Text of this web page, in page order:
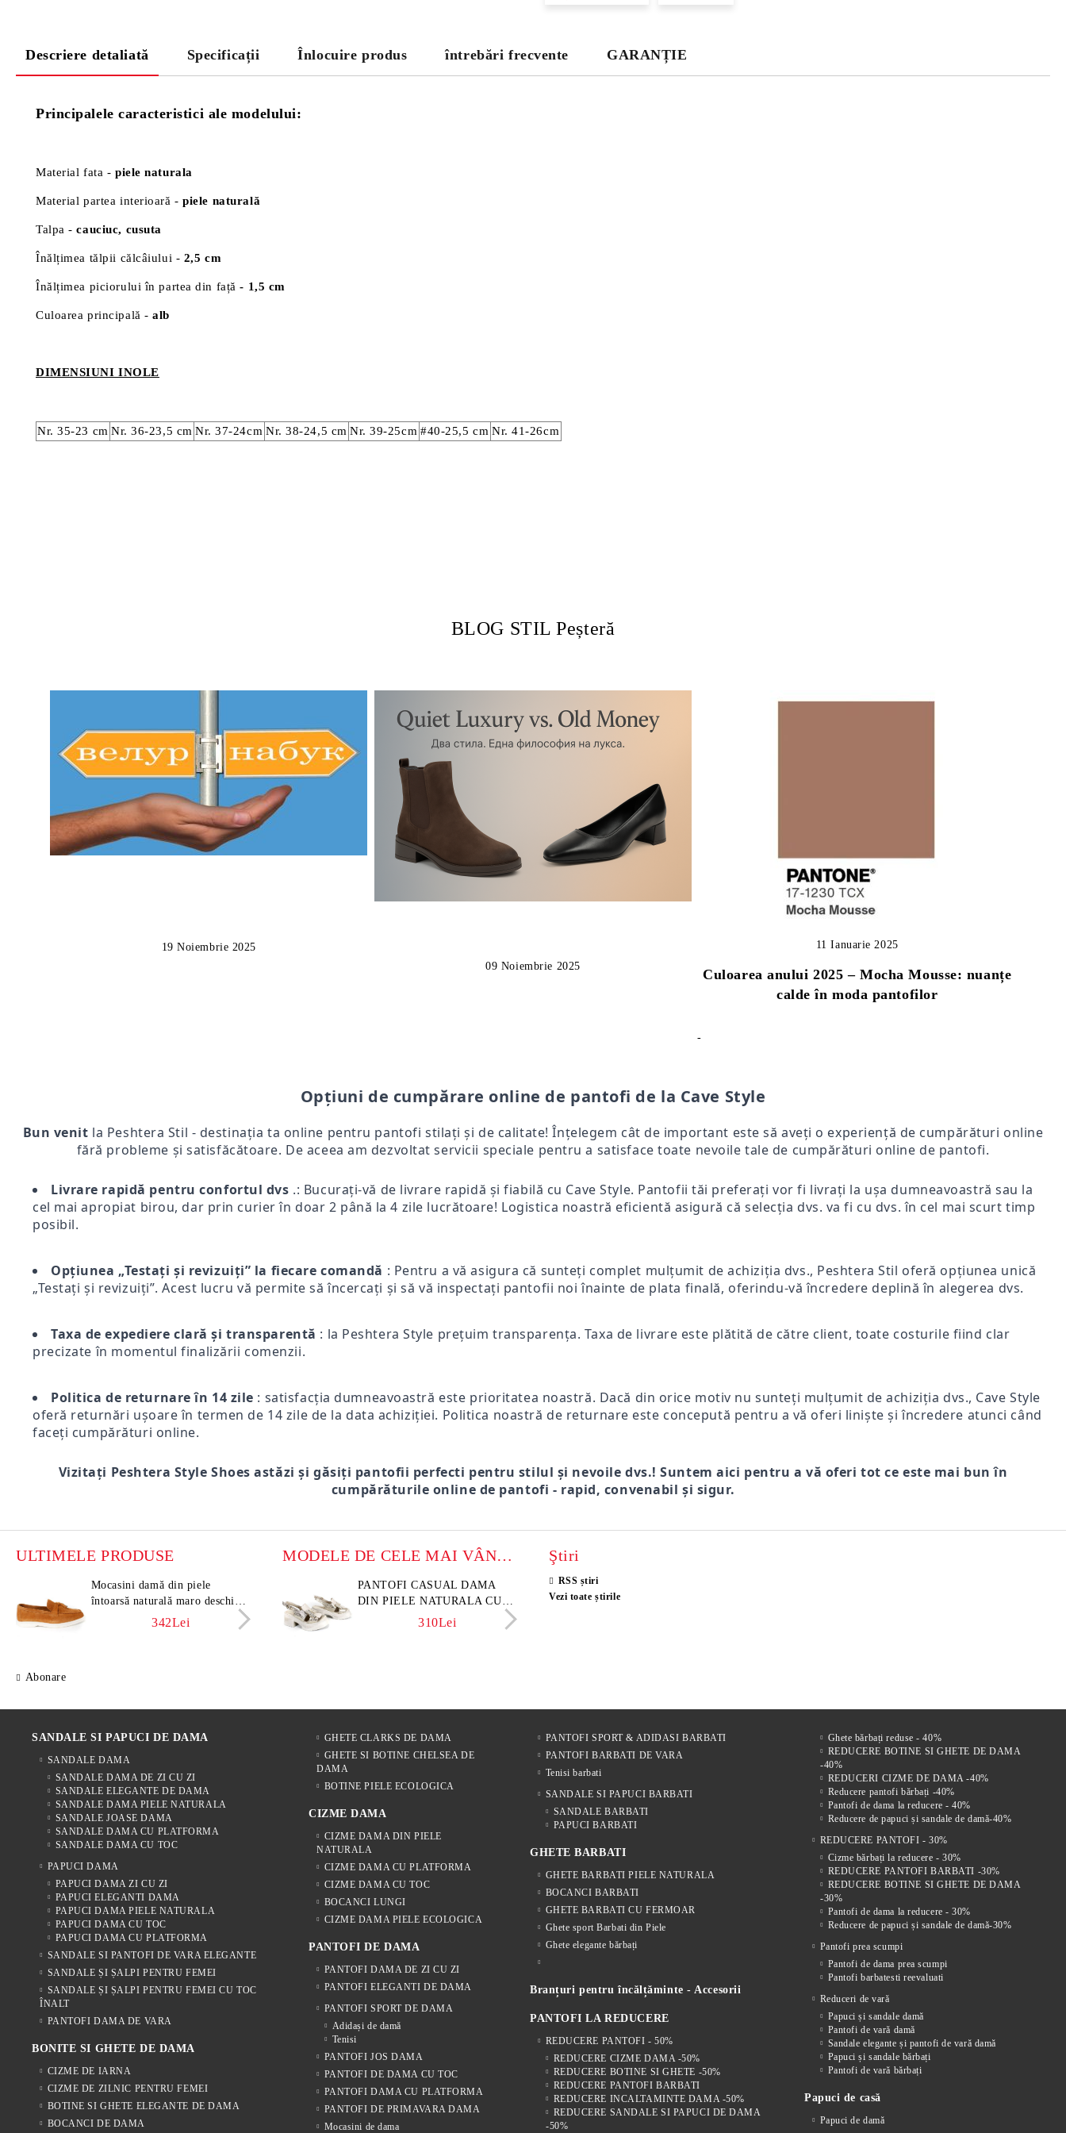
Descriere detaliată Specificații Înlocuire produs întrebări frecvente GARANȚIE
Principalele caracteristici ale modelului:
Material fata - piele naturala
Material partea interioară -piele naturală
Talpa -cauciuc, cusuta
Înălțimea tălpii călcâiului - 2,5 cm
Înălțimea piciorului în partea din față- 1,5 cm
Culoarea principală -alb
DIMENSIUNI INOLE
Nr. 35-23 cm Nr. 36-23,5 cm Nr. 37-24cm Nr. 38-24,5 cm Nr. 39-25cm #40-25,5 cm Nr. 41-26cm
BLOG STIL Peșteră
19 Noiembrie 2025
09 Noiembrie 2025
Culoarea anului 2025 – Mocha Mousse: nuanțe
calde în moda pantofilor
11 Ianuarie 2025
-
Opțiuni de cumpărare online de pantofi de la Cave Style
Bun venit la Peshtera Stil - destinația ta online pentru pantofi stilați și de calitate! Înțelegem cât de important este să aveți o experiență de cumpărături online
fără probleme și satisfăcătoare. De aceea am dezvoltat servicii speciale pentru a satisface toate nevoile tale de cumpărături online de pantofi.
Livrare rapidă pentru confortul dvs .: Bucurați-vă de livrare rapidă și fiabilă cu Cave Style. Pantofii tăi preferați vor fi livrați la ușa dumneavoastră sau la
cel mai apropiat birou, dar prin curier în doar 2 până la 4 zile lucrătoare! Logistica noastră eficientă asigură că selecția dvs. va fi cu dvs. în cel mai scurt timp
posibil.
Opțiunea „Testați și revizuiți” la fiecare comandă : Pentru a vă asigura că sunteți complet mulțumit de achiziția dvs., Peshtera Stil oferă opțiunea unică
„Testați și revizuiți”. Acest lucru vă permite să încercați și să vă inspectați pantofii noi înainte de plata finală, oferindu-vă încredere deplină în alegerea dvs.
Taxa de expediere clară și transparentă : la Peshtera Style prețuim transparența. Taxa de livrare este plătită de către client, toate costurile fiind clar
precizate în momentul finalizării comenzii.
Politica de returnare în 14 zile : satisfacția dumneavoastră este prioritatea noastră. Dacă din orice motiv nu sunteți mulțumit de achiziția dvs., Cave Style
oferă returnări ușoare în termen de 14 zile de la data achiziției. Politica noastră de returnare este concepută pentru a vă oferi liniște și încredere atunci când
faceți cumpărături online.
Vizitați Peshtera Style Shoes astăzi și găsiți pantofii perfecti pentru stilul și nevoile dvs.! Suntem aici pentru a vă oferi tot ce este mai bun în
cumpărăturile online de pantofi - rapid, convenabil și sigur.
ULTIMELE PRODUSE
Mocasini damă din piele
întoarsă naturală maro deschis –
342Lei
Mocasini damă din piele
întoarsă naturală maro închis –
Vero Lume
342Lei
Sandale damă din piele velur
naturală culoare maro deschis
Abonare
MODELE DE CELE MAI VÂNZATE
PANTOFI CASUAL DAMA
DIN PIELE NATURALA CU
IMPRIMEU FLORAL -
310Lei
ELIA MOVE – PANTOFI DE
VARĂ ALBI DIN PIELE
Ştiri
RSS știri
Vezi toate știrile
SANDALE SI PAPUCI DE DAMA
SANDALE DAMA
SANDALE DAMA DE ZI CU ZI
SANDALE ELEGANTE DE DAMA
SANDALE DAMA PIELE NATURALA
SANDALE JOASE DAMA
SANDALE DAMA CU PLATFORMA
SANDALE DAMA CU TOC
PAPUCI DAMA
PAPUCI DAMA ZI CU ZI
PAPUCI ELEGANTI DAMA
PAPUCI DAMA PIELE NATURALA
PAPUCI DAMA CU TOC
PAPUCI DAMA CU PLATFORMA
SANDALE SI PANTOFI DE VARA ELEGANTE
SANDALE ȘI ȘALPI PENTRU FEMEI
SANDALE ȘI ȘALPI PENTRU FEMEI CU TOC
ÎNALT
PANTOFI DAMA DE VARA
BONITE SI GHETE DE DAMA
CIZME DE IARNA
CIZME DE ZILNIC PENTRU FEMEI
BOTINE SI GHETE ELEGANTE DE DAMA
BOCANCI DE DAMA
GHETE CLARKS DE DAMA
GHETE SI BOTINE CHELSEA DE
DAMA
BOTINE PIELE ECOLOGICA
CIZME DAMA
CIZME DAMA DIN PIELE
NATURALA
CIZME DAMA CU PLATFORMA
CIZME DAMA CU TOC
BOCANCI LUNGI
CIZME DAMA PIELE ECOLOGICA
PANTOFI DE DAMA
PANTOFI DAMA DE ZI CU ZI
PANTOFI ELEGANTI DE DAMA
PANTOFI SPORT DE DAMA
Adidași de damă
Tenisi
PANTOFI JOS DAMA
PANTOFI DE DAMA CU TOC
PANTOFI DAMA CU PLATFORMA
PANTOFI DE PRIMAVARA DAMA
Mocasini de dama
PANTOFI SPORT & ADIDASI BARBATI
PANTOFI BARBATI DE VARA
Tenisi barbati
SANDALE SI PAPUCI BARBATI
SANDALE BARBATI
PAPUCI BARBATI
GHETE BARBATI
GHETE BARBATI PIELE NATURALA
BOCANCI BARBATI
GHETE BARBATI CU FERMOAR
Ghete sport Barbati din Piele
Ghete elegante bărbați
Branțuri pentru încălțăminte - Accesorii
PANTOFI LA REDUCERE
REDUCERE PANTOFI - 50%
REDUCERE CIZME DAMA -50%
REDUCERE BOTINE SI GHETE -50%
REDUCERE PANTOFI BARBATI
REDUCERE INCALTAMINTE DAMA -50%
REDUCERE SANDALE SI PAPUCI DE DAMA
-50%
Ghete bărbați reduse - 40%
REDUCERE BOTINE SI GHETE DE DAMA
-40%
REDUCERI CIZME DE DAMA -40%
Reducere pantofi bărbați -40%
Pantofi de dama la reducere - 40%
Reducere de papuci și sandale de damă-40%
REDUCERE PANTOFI - 30%
Cizme bărbați la reducere - 30%
REDUCERE PANTOFI BARBATI -30%
REDUCERE BOTINE SI GHETE DE DAMA
-30%
Pantofi de dama la reducere - 30%
Reducere de papuci și sandale de damă-30%
Pantofi prea scumpi
Pantofi de dama prea scumpi
Pantofi barbatesti reevaluati
Reduceri de vară
Papuci și sandale damă
Pantofi de vară damă
Sandale elegante și pantofi de vară damă
Papuci și sandale bărbați
Pantofi de vară bărbați
Papuci de casă
Papuci de damă